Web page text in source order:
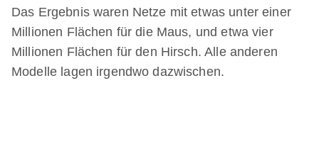
Das Ergebnis waren Netze mit etwas unter einer
Millionen Flächen für die Maus, und etwa vier
Millionen Flächen für den Hirsch. Alle anderen
Modelle lagen irgendwo dazwischen.